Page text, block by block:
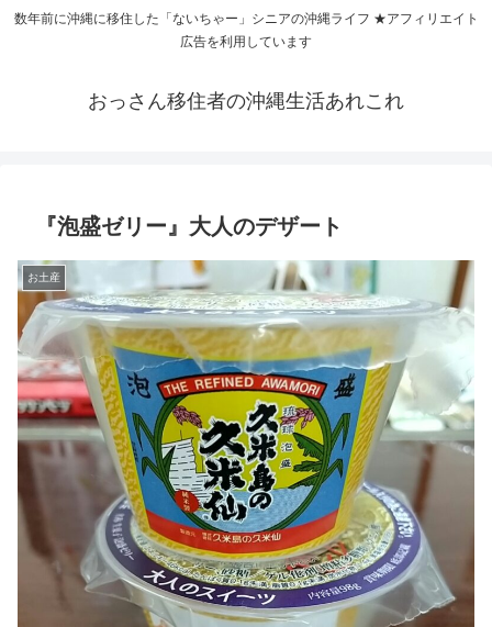
数年前に沖縄に移住した「ないちゃー」シニアの沖縄ライフ ★アフィリエイト
広告を利用しています
おっさん移住者の沖縄生活あれこれ
『泡盛ゼリー』大人のデザート
お土産